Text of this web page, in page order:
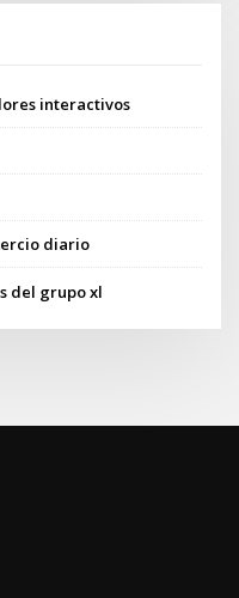
interactivos
diario
del grupo xl